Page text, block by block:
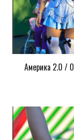
Сохранить
последующих моих
Уведомлять
Америка 2.0 /